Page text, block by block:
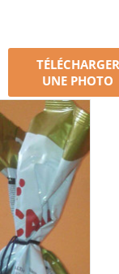
TÉLÉCHARGER
UNE PHOTO